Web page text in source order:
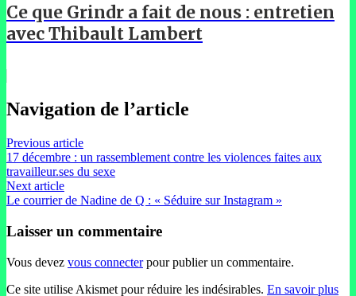
Ce que Grindr a fait de nous : entretien
avec Thibault Lambert
Navigation de l’article
Previous article
17 décembre : un rassemblement contre les violences faites aux
travailleur.ses du sexe
Next article
Le courrier de Nadine de Q : « Séduire sur Instagram »
Laisser un commentaire
Vous devez vous connecterpour publier un commentaire.
Ce site utilise Akismet pour réduire les indésirables. En savoir plus